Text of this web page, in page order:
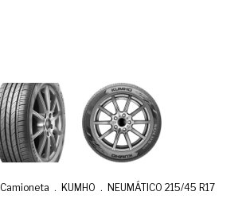
Camioneta . KUMHO . NEUMÁTICO 215/45 R17